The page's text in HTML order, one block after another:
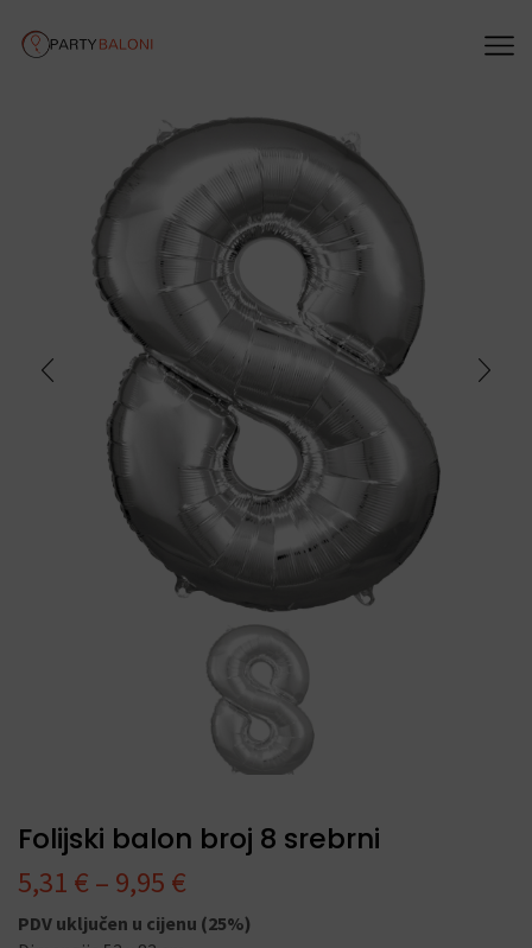
Folijski balon broj 8 srebrni
5,31 € – 9,95 €
PDV uključen u cijenu (25%)